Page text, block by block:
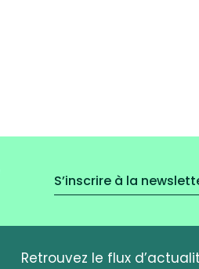
S’inscrire à la
Retrouvez le flux